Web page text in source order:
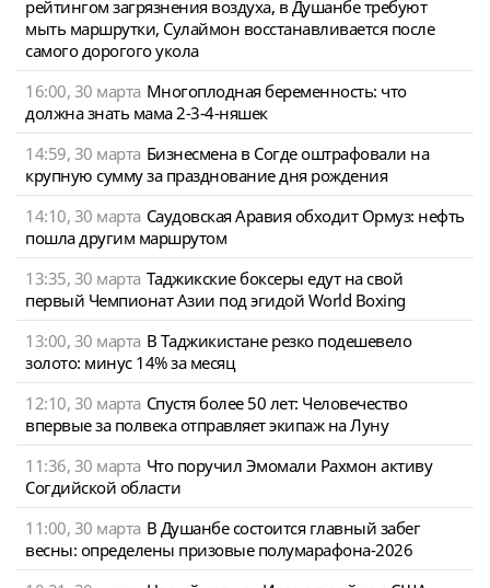
рейтингом загрязнения воздуха, в Душанбе требуют
мыть маршрутки, Сулаймон восстанавливается после
самого дорогого укола
16:00, 30 марта Многоплодная беременность: что
должна знать мама 2-3-4-няшек
14:59, 30 марта Бизнесмена в Согде оштрафовали на
крупную сумму за празднование дня рождения
14:10, 30 марта Саудовская Аравия обходит Ормуз: нефть
пошла другим маршрутом
13:35, 30 марта Таджикские боксеры едут на свой
первый Чемпионат Азии под эгидой World Boxing
13:00, 30 марта В Таджикистане резко подешевело
золото: минус 14% за месяц
12:10, 30 марта Спустя более 50 лет: Человечество
впервые за полвека отправляет экипаж на Луну
11:36, 30 марта Что поручил Эмомали Рахмон активу
Согдийской области
11:00, 30 марта В Душанбе состоится главный забег
весны: определены призовые полумарафона-2026